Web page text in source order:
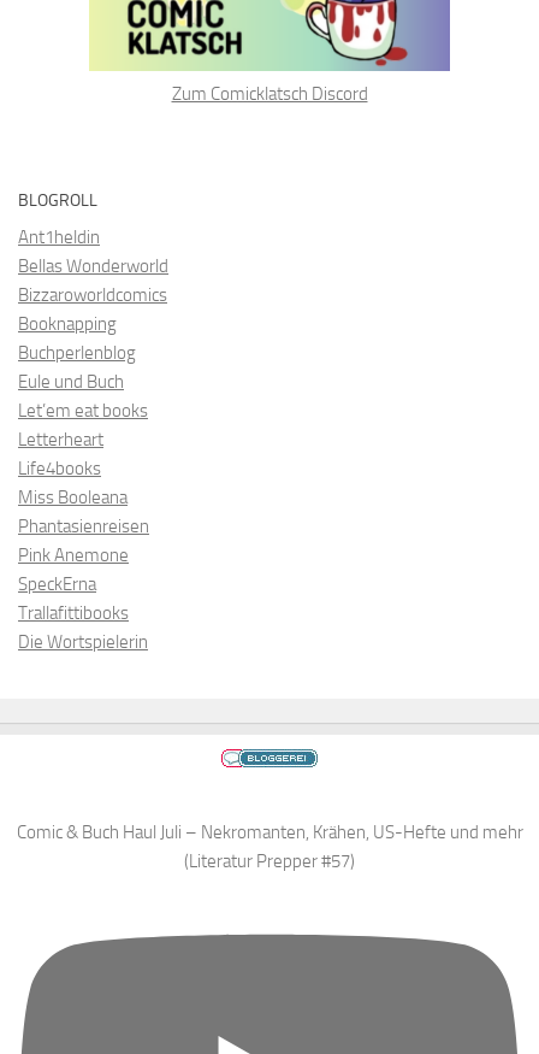
Zum Comicklatsch Discord
BLOGROLL
Ant1heldin
Bellas Wonderworld
Bizzaroworldcomics
Booknapping
Buchperlenblog
Eule und Buch
Let’em eat books
Letterheart
Life4books
Miss Booleana
Phantasienreisen
Pink Anemone
SpeckErna
Trallafittibooks
Die Wortspielerin
Comic & Buch Haul Juli – Nekromanten, Krähen, US-Hefte und mehr
(Literatur Prepper #57)